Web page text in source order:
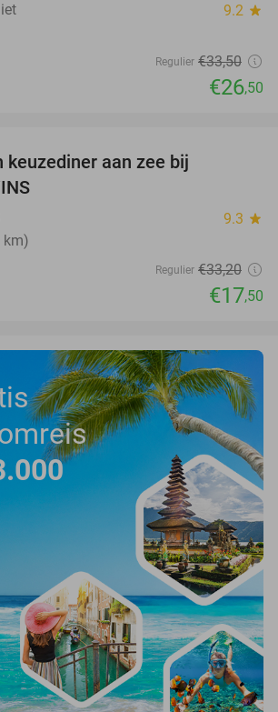
9.2 star
Regulier €33,50
€26,50
keuzediner aan zee bij
9.3 star
km)
Regulier €33,20
€17,50